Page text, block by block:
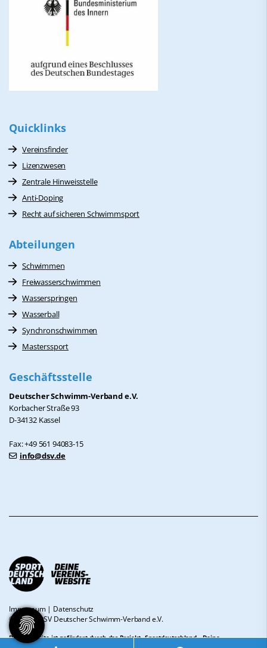
Quicklinks
Vereinsfinder
Lizenzwesen
Zentrale Hinweisstelle
Anti-Doping
Recht auf sicheren Schwimmsport
Abteilungen
Schwimmen
Freiwasserschwimmen
Wasserspringen
Wasserball
Synchronschwimmen
Masterssport
Geschäftsstelle
Deutscher Schwimm-Verband e.V.
Korbacher Straße 93
D-34132 Kassel
Fax: +49 561 94083-15
info@dsv.de
Impressum| Datenschutz
© 2026 - DSV Deutscher Schwimm-Verband e.V.
Diese Website ist gefördert durch das Projekt„Sportdeutschland – Deine
Vereinswebsite”
, einem gemeinsamen Angebot des DOSB und NETZCOCKTAIL.